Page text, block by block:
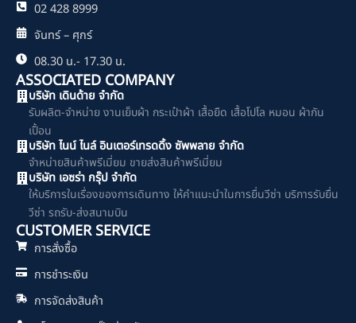
02 428 8999
จันทร์ – ศุกร์
08.30 น.- 17.30 น.
ASSOCIATED COMPANY
บริษัท เดินด้าย จำกัด
รับผลิต-จำหน่าย งานเย็บผ้า กระเป๋าผ้า เสื้อยืด เสื้อโปโล หมอน ผ้ากัน
เปื้อน
บริษัท ไนน์ ไนล์ อินเตอร์เทรดดิ้ง ซัพพลาย จำกัด
จำหน่ายสินค้าพรีเมี่ยม ขายส่งสินค้าพรีเมี่ยม
บริษัท เอซร่า กรุ๊ป จำกัด
ให้บริการในเรื่องของการเดินทาง ให้คำแนะนำในการยื่นวีซ่า บริการรับยื่น
วีซ่า รถรับ-ส่งสนามบิน
CUSTOMER SERVICE
การสั่งซื้อ
การชำระเงิน
การจัดส่งสินค้า